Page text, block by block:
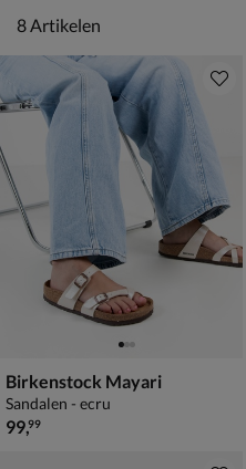
8 artikelen
8 Artikelen
Birkenstock Mayari
Sandalen - ecru
€ 99,99
99,99